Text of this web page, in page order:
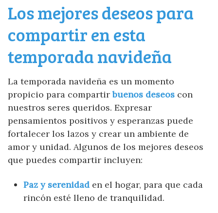
Los mejores deseos para
compartir en esta
temporada navideña
La temporada navideña es un momento
propicio para compartirbuenos deseos con
nuestros seres queridos. Expresar
pensamientos positivos y esperanzas puede
fortalecer los lazos y crear un ambiente de
amor y unidad. Algunos de los mejores deseos
que puedes compartir incluyen:
Paz y serenidad en el hogar, para que cada
rincón esté lleno de tranquilidad.